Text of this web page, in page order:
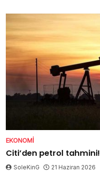
EKONOMI
Citi’den petrol tahmini!
SoleKinG 21 Haziran 2026